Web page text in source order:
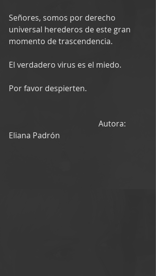
Señores, somos por derecho
universal herederos de este gran
momento de trascendencia.
El verdadero virus es el miedo.
Por favor despierten.
Eliana Padrón